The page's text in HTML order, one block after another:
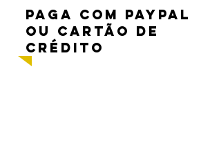
PAGA com Paypal
ou cartão de
crédito